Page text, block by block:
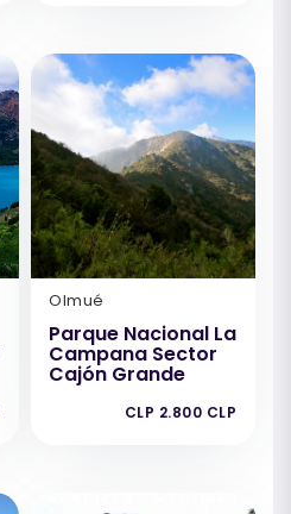
Olmué
Parque Nacional La
Campana Sector
Cajón Grande
CLP 2.800 CLP